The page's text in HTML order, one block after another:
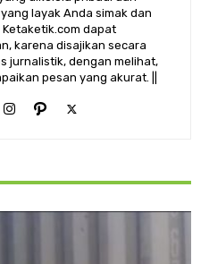
layak Anda simak dan
Ketaketik.com dapat
karena disajikan secara
jurnalistik, dengan melihat,
pesan yang akurat. ||